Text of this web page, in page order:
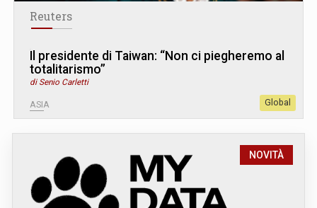
Reuters
Il presidente di Taiwan: “Non ci piegheremo al
totalitarismo”
di Senio Carletti
ASIA Global
NOVITÀ